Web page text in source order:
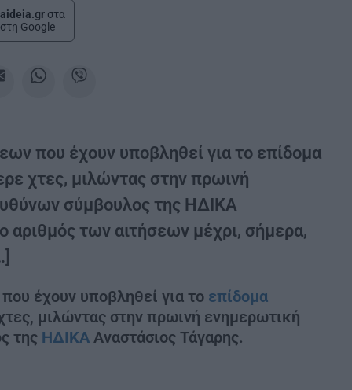
στα
Google
που έχουν υποβληθεί για το επίδομα
χτες, μιλώντας στην πρωινή
σύμβουλος της ΗΔΙΚΑ
αριθμός των αιτήσεων μέχρι, σήμερα,
έχουν υποβληθεί για το επίδομα
μιλώντας στην πρωινή ενημερωτική
της ΗΔΙΚΑ Αναστάσιος Τάγαρης.